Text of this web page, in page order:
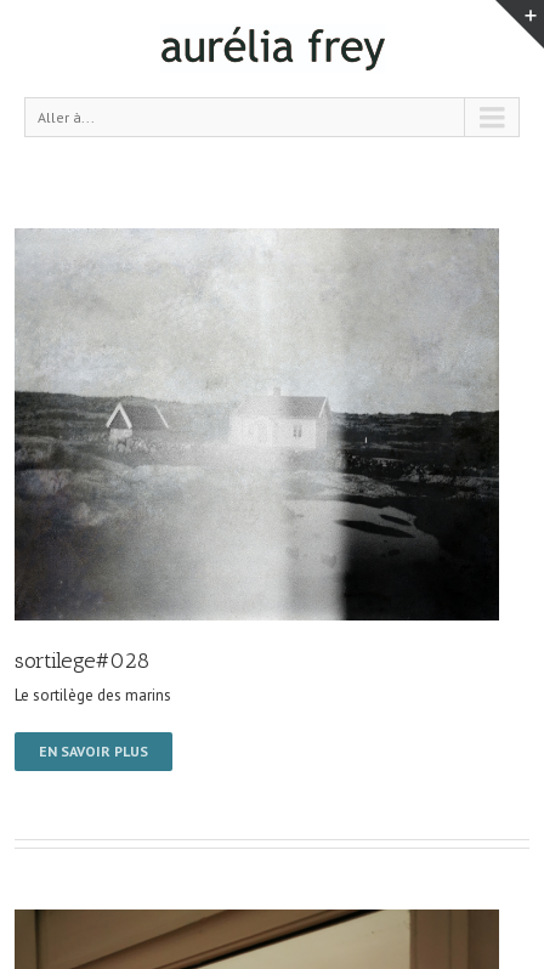
Aller à...
sortilege#028
Le sortilège des marins
EN SAVOIR PLUS